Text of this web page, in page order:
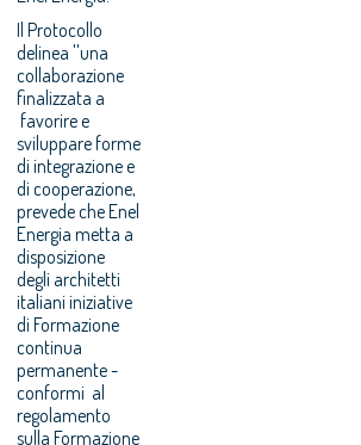
Il Protocollo
delinea ''una
collaborazione
finalizzata a
favorire e
sviluppare forme
di integrazione e
di cooperazione,
prevede che Enel
Energia metta a
disposizione
degli architetti
italiani iniziative
di Formazione
continua
permanente -
conformi al
regolamento
sulla Formazione